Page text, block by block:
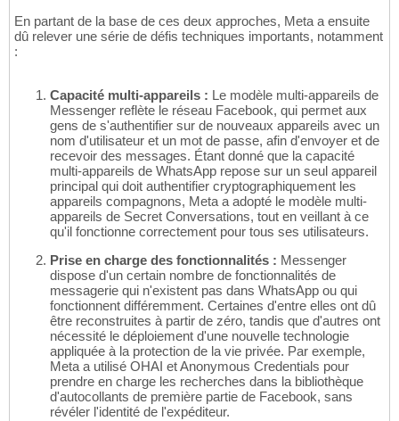
En partant de la base de ces deux approches, Meta a ensuite
dû relever une série de défis techniques importants, notamment
:
Capacité multi-appareils : Le modèle multi-appareils de
Messenger reflète le réseau Facebook, qui permet aux
gens de s'authentifier sur de nouveaux appareils avec un
nom d'utilisateur et un mot de passe, afin d'envoyer et de
recevoir des messages. Étant donné que la capacité
multi-appareils de WhatsApp repose sur un seul appareil
principal qui doit authentifier cryptographiquement les
appareils compagnons, Meta a adopté le modèle multi-
appareils de Secret Conversations, tout en veillant à ce
qu'il fonctionne correctement pour tous ses utilisateurs.
Prise en charge des fonctionnalités : Messenger
dispose d'un certain nombre de fonctionnalités de
messagerie qui n'existent pas dans WhatsApp ou qui
fonctionnent différemment. Certaines d'entre elles ont dû
être reconstruites à partir de zéro, tandis que d'autres ont
nécessité le déploiement d'une nouvelle technologie
appliquée à la protection de la vie privée. Par exemple,
Meta a utilisé OHAI et Anonymous Credentials pour
prendre en charge les recherches dans la bibliothèque
d'autocollants de première partie de Facebook, sans
révéler l'identité de l'expéditeur.